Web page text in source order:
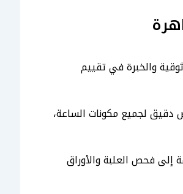
والخبرة في تقييم
دقيق لجميع مكونات الساعة،
إلى فحص العلبة والأوراق